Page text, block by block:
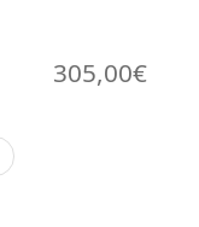
305,00€